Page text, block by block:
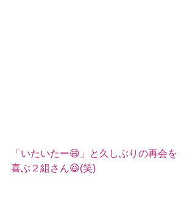
「いたいたー😄」と久しぶりの再会を
喜ぶ２組さん😆(笑)